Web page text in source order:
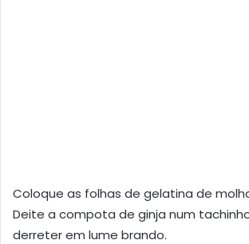
Coloque as folhas de gelatina de
Deite a compota de ginja num
derreter em lume brando.